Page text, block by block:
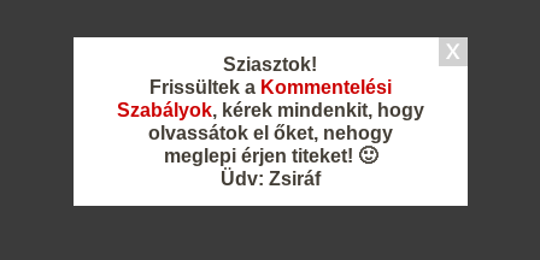
Sziasztok!
Frissültek a Kommentelési
Szabályok, kérek mindenkit, hogy
olvassátok el őket, nehogy
meglepi érjen titeket! 🙂
Üdv: Zsiráf